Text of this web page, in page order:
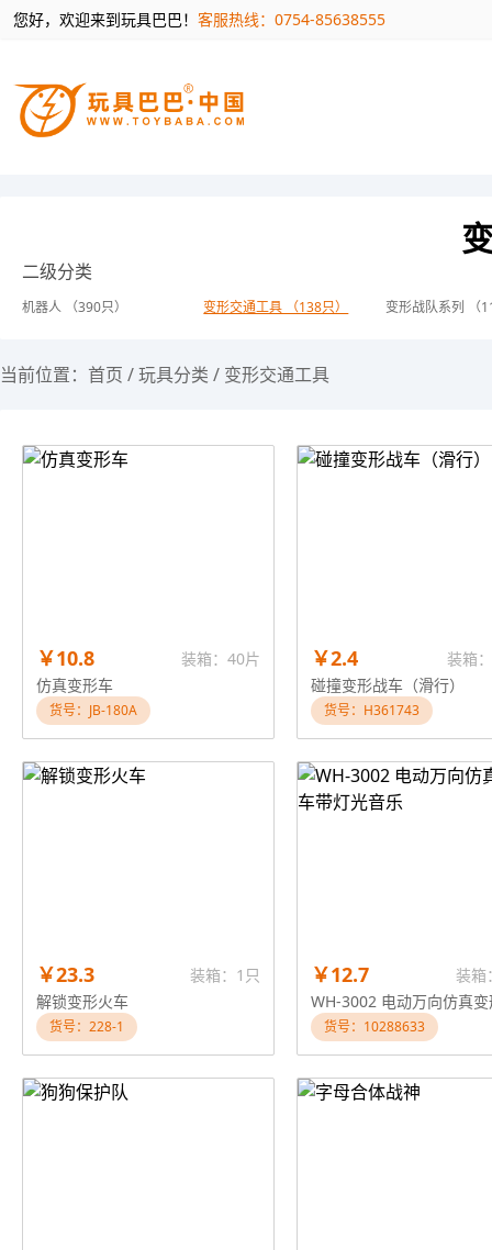
您好，欢迎来到玩具巴巴！ 客服热线：0754-85638555
二级分类
机器人 （390只） 变形交通工具 （138只） 变形战队系列 （
当前位置： 首页 /玩具分类 / 变形交通工具
￥10.8
装箱：40片
仿真变形车
货号：JB-180A
￥2.4
装箱
碰撞变形战车（滑行）
货号：H361743
￥23.3
装箱：1只
解锁变形火车
货号：228-1
￥12.7 装箱
货号：10288633